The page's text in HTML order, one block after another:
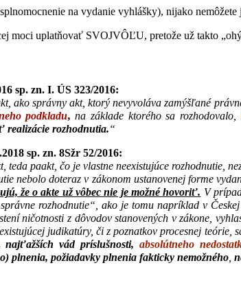
na vydanie vyhlášky), nijako
moci uplatňovať SVOJVÔĽU, pretože už takto
sp. zn. I. ÚS 323/2016:
ako správny akt, ktorý nevyvoláva zamýšľané
podkladu,na základe ktorého sa rozhodovalo,
realizácie rozhodnutia.“
sp. zn. 8Sžr 52/2016:
paakt, čo je vlastne neexistujúce rozhodnutie,
nebolo doteraz v zákonom ustanovenej forme
že o akte už vôbec nie je možné hovoriť. V
rozhodnutie“, ako je tomu napríklad v
ničotnosti z dôvodov stanovených v zákone,
judikatúry, či z poznatkov procesnej
najťažších vád príslušnosti,absolútneho
plnenia, požiadavky plnenia fakticky nemožného